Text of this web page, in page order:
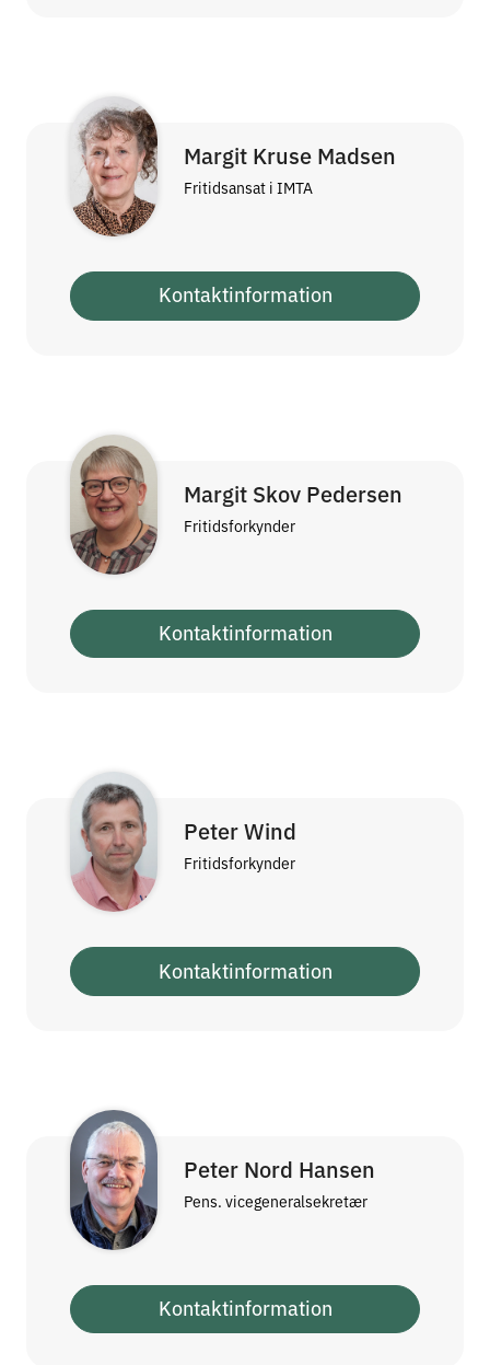
Margit Kruse Madsen
Fritidsansat i IMTA
Kontaktinformation
Margit Skov Pedersen
Fritidsforkynder
Kontaktinformation
Peter Wind
Fritidsforkynder
Kontaktinformation
Peter Nord Hansen
Pens. vicegeneralsekretær
Kontaktinformation